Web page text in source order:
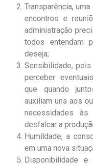
Transparência,
encontros e
administração
todos entendam
deseja;
Sensibilidade,
perceber
que quando
auxiliam uns aos
necessidades
desfalcar a
Humildade, a
em uma nova
Disponibilidade